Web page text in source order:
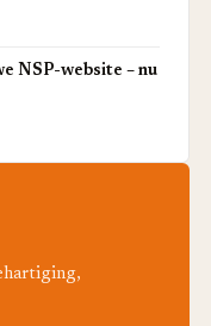
NSP-website – nu